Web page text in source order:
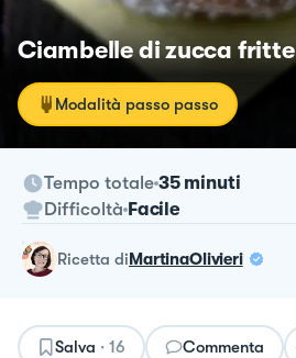
Ciambelle di zucca fritte
Modalità passo passo
Tempo totale 35 minuti
Difficoltà Facile
ricetta diMartinaOlivieri
Salva · 16 Commenta